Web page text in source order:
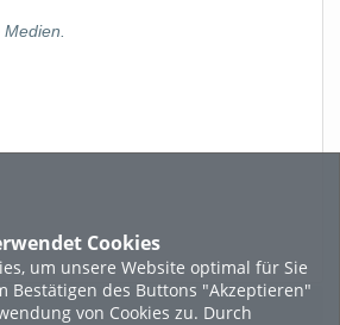
Cookies
um unsere Website optimal für Sie
Bestätigen des Buttons "Akzeptieren"
von Cookies zu. Durch